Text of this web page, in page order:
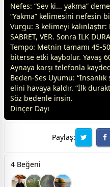
Nefes: “Sev ki... yakma”
“Yakma” kelimesini nefesin
Vurgu: 3 kelimeyi kalınlaştır:
SABRET, VER. Sonra İLK
Tempo: Metnin tamamı 45-
biterse etki kaybolur. Yavaş
Aynaya karşı telefonla
Beden-Ses Uyumu:
elini havaya kaldır. “İlk
Söz bedenle insin.
Dinçer Dayı
Paylaş:
4 Beğeni